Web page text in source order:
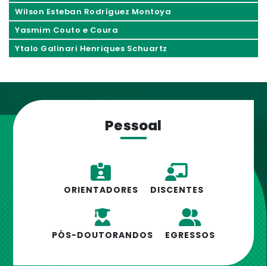
Wilson Esteban Rodríguez Montoya
Yasmim Couto e Coura
Ytalo Galinari Henriques Schuartz
Pessoal
ORIENTADORES DISCENTES
PÓS-DOUTORANDOS EGRESSOS